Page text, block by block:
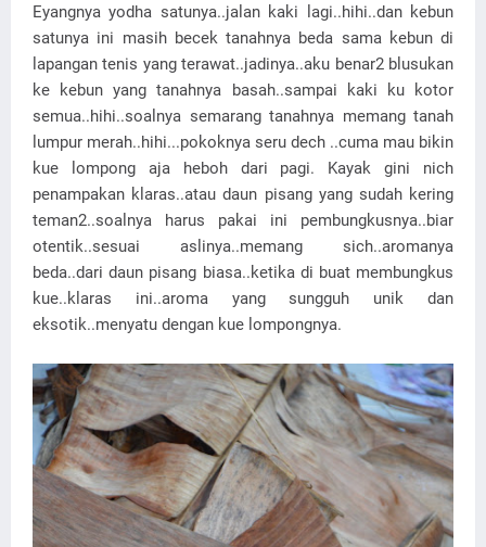
Eyangnya yodha satunya..jalan kaki lagi..hihi..dan kebun
satunya ini masih becek tanahnya beda sama kebun di
lapangan tenis yang terawat..jadinya..aku benar2 blusukan
ke kebun yang tanahnya basah..sampai kaki ku kotor
semua..hihi..soalnya semarang tanahnya memang tanah
lumpur merah..hihi...pokoknya seru dech ..cuma mau bikin
kue lompong aja heboh dari pagi. Kayak gini nich
penampakan klaras..atau daun pisang yang sudah kering
teman2..soalnya harus pakai ini pembungkusnya..biar
otentik..sesuai aslinya..memang sich..aromanya
beda..dari daun pisang biasa..ketika di buat membungkus
kue..klaras ini..aroma yang sungguh unik dan
eksotik..menyatu dengan kue lompongnya.